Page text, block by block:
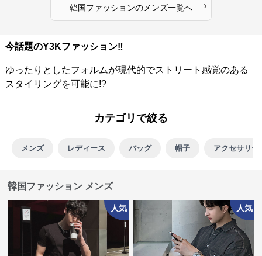
韓国ファッションのメンズ一覧へ ›
今話題のY3Kファッション‼️
ゆったりとしたフォルムが現代的でストリート感覚のある
スタイリングを可能に!?
カテゴリで絞る
メンズ レディース バッグ 帽子 アクセサリー
韓国ファッション メンズ
人気 人気